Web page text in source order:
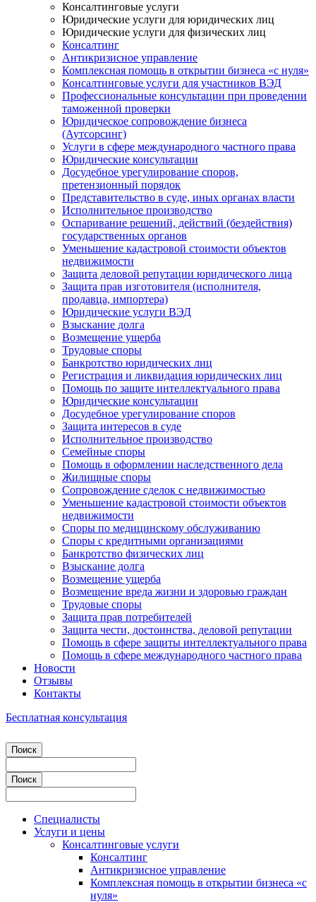
Консалтинговые услуги
Юридические услуги для юридических лиц
Юридические услуги для физических лиц
Консалтинг
Антикризисное управление
Комплексная помощь в открытии бизнеса «с нуля»
Консалтинговые услуги для участников ВЭД
Профессиональные консультации при проведении
таможенной проверки
Юридическое сопровождение бизнеса
(Аутсорсинг)
Услуги в сфере международного частного права
Юридические консультации
Досудебное урегулирование споров,
претензионный порядок
Представительство в суде, иных органах власти
Исполнительное производство
Оспаривание решений, действий (бездействия)
государственных органов
Уменьшение кадастровой стоимости объектов
недвижимости
Защита деловой репутации юридического лица
Защита прав изготовителя (исполнителя,
продавца, импортера)
Юридические услуги ВЭД
Взыскание долга
Возмещение ущерба
Трудовые споры
Банкротство юридических лиц
Регистрация и ликвидация юридических лиц
Помощь по защите интеллектуального права
Юридические консультации
Досудебное урегулирование споров
Защита интересов в суде
Исполнительное производство
Семейные споры
Помощь в оформлении наследственного дела
Жилищные споры
Сопровождение сделок с недвижимостью
Уменьшение кадастровой стоимости объектов
недвижимости
Споры по медицинскому обслуживанию
Споры с кредитными организациями
Банкротство физических лиц
Взыскание долга
Возмещение ущерба
Возмещение вреда жизни и здоровью граждан
Трудовые споры
Защита прав потребителей
Защита чести, достоинства, деловой репутации
Помощь в сфере защиты интеллектуального права
Помощь в сфере международного частного права
Новости
Отзывы
Контакты
Бесплатная консультация
Специалисты
Услуги и цены
Консалтинговые услуги
Консалтинг
Антикризисное управление
Комплексная помощь в открытии бизнеса «с
нуля»